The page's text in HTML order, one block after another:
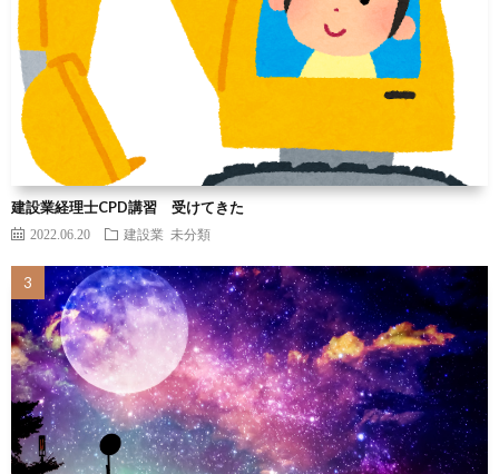
建設業経理士CPD講習 受けてきた
2022.06.20 建設業 未分類